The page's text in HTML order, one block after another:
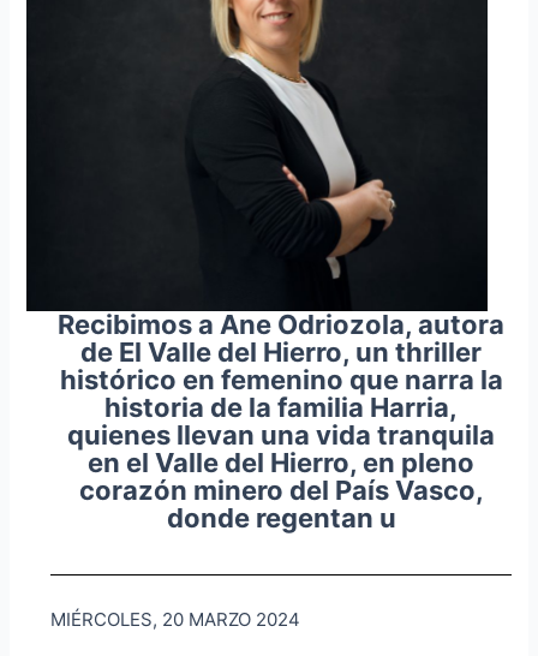
Recibimos a Ane Odriozola, autora
de El Valle del Hierro, un thriller
histórico en femenino que narra la
historia de la familia Harria,
quienes llevan una vida tranquila
en el Valle del Hierro, en pleno
corazón minero del País Vasco,
donde regentan u
MIÉRCOLES, 20 MARZO 2024